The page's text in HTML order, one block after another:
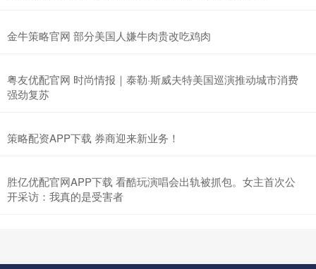
金牛策略官网 部分美国人嫌牛肉贵改吃鸡肉
粤友优配官网 时尚情报｜泰勒·斯威夫特美国巡演推动城市消费
强劲复苏
策略配资APP下载 券商迎来新业务！
胜亿优配官网APP下载 看酷玩演唱会出轨被抓包。女主首次公
开采访：我真的是受害者